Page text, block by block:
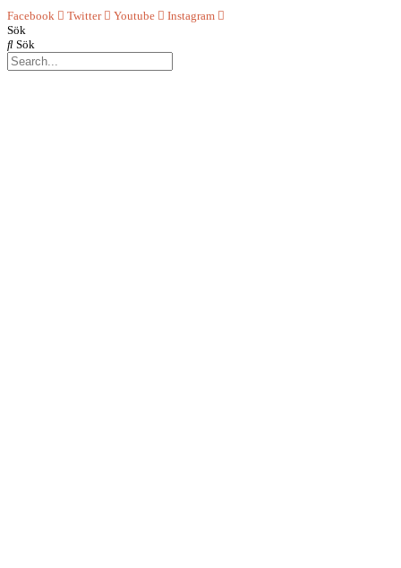
Facebook Twitter Youtube
Instagram
Sök
Sök